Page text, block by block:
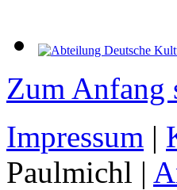
Zum Anfang
Impressum |
Paulmichl |